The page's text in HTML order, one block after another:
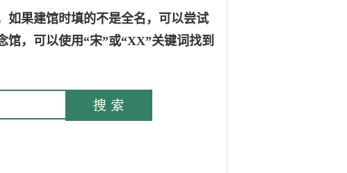
如果建馆时填的不是全名，可以尝试
，可以使用“宋”或“XX”关键词找到